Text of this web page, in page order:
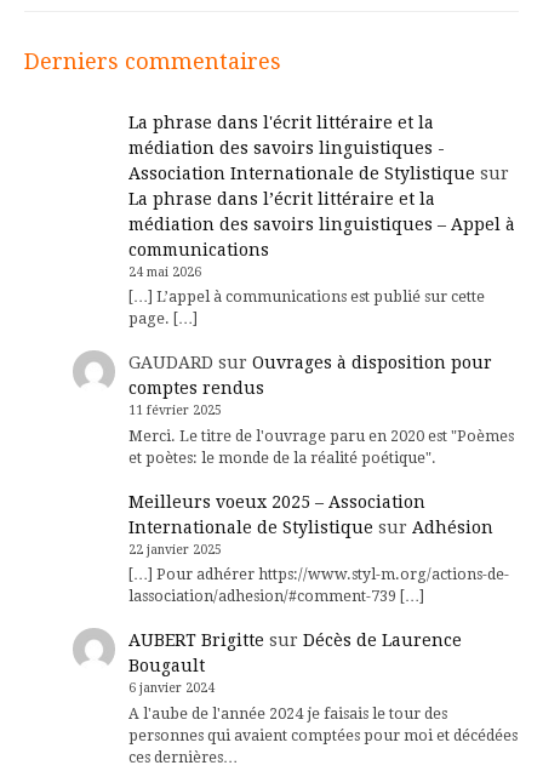
Derniers commentaires
La phrase dans l'écrit littéraire et la
médiation des savoirs linguistiques -
Association Internationale de Stylistique sur
La phrase dans l’écrit littéraire et la
médiation des savoirs linguistiques – Appel à
communications
24 mai 2026
[…] L’appel à communications est publié sur cette
page. […]
GAUDARD sur Ouvrages à disposition pour
comptes rendus
11 février 2025
Merci. Le titre de l'ouvrage paru en 2020 est "Poèmes
et poètes: le monde de la réalité poétique".
Meilleurs voeux 2025 – Association
Internationale de Stylistique sur Adhésion
22 janvier 2025
[…] Pour adhérer https://www.styl-m.org/actions-de-
lassociation/adhesion/#comment-739 […]
AUBERT Brigitte sur Décès de Laurence
Bougault
6 janvier 2024
A l'aube de l'année 2024 je faisais le tour des
personnes qui avaient comptées pour moi et décédées
ces dernières…